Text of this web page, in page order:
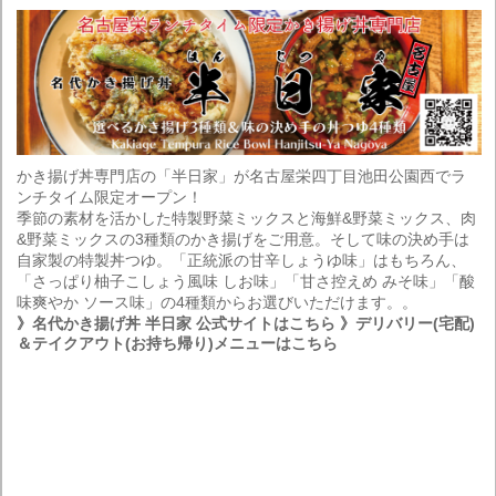
かき揚げ丼専門店の「半日家」が名古屋栄四丁目池田公園西でラ
ンチタイム限定オープン！
季節の素材を活かした特製野菜ミックスと海鮮&野菜ミックス、肉
&野菜ミックスの3種類のかき揚げをご用意。そして味の決め手は
自家製の特製丼つゆ。「正統派の甘辛しょうゆ味」はもちろん、
「さっぱり柚子こしょう風味 しお味」「甘さ控えめ みそ味」「酸
味爽やか ソース味」の4種類からお選びいただけます。。
》名代かき揚げ丼 半日家 公式サイトはこちら 》デリバリー(宅配)
＆テイクアウト(お持ち帰り)メニューはこちら